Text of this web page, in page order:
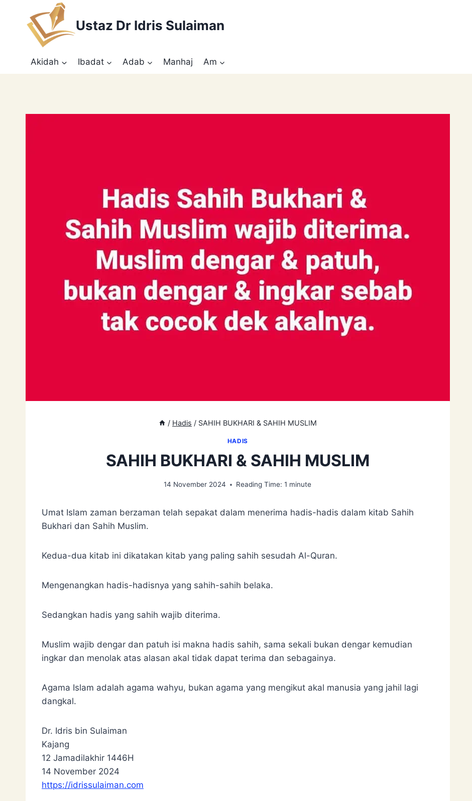
Ustaz Dr Idris Sulaiman
Akidah Ibadat Adab Manhaj Am
/ Hadis / SAHIH BUKHARI & SAHIH MUSLIM
HADIS
SAHIH BUKHARI & SAHIH MUSLIM
14 November 2024 Reading Time: 1 minute
Umat Islam zaman berzaman telah sepakat dalam menerima hadis-hadis dalam kitab Sahih
Bukhari dan Sahih Muslim.
Kedua-dua kitab ini dikatakan kitab yang paling sahih sesudah Al-Quran.
Mengenangkan hadis-hadisnya yang sahih-sahih belaka.
Sedangkan hadis yang sahih wajib diterima.
Muslim wajib dengar dan patuh isi makna hadis sahih, sama sekali bukan dengar kemudian
ingkar dan menolak atas alasan akal tidak dapat terima dan sebagainya.
Agama Islam adalah agama wahyu, bukan agama yang mengikut akal manusia yang jahil lagi
dangkal.
Dr. Idris bin Sulaiman
Kajang
12 Jamadilakhir 1446H
14 November 2024
https://idrissulaiman.com